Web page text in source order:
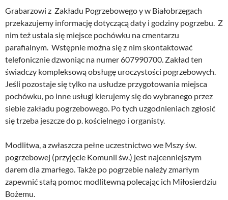
Grabarzowi z Zakładu Pogrzebowego y w Białobrzegach
przekazujemy informację dotyczącą daty i godziny pogrzebu. Z
nim też ustala się miejsce pochówku na cmentarzu
parafialnym. Wstępnie można się z nim skontaktować
telefonicznie dzwoniąc na numer 607990700. Zakład ten
świadczy kompleksową obsługę uroczystości pogrzebowych.
Jeśli pozostaje się tylko na usłudze przygotowania miejsca
pochówku, po inne usługi kierujemy się do wybranego przez
siebie zakładu pogrzebowego. Po tych uzgodnieniach zgłosić
się trzeba jeszcze do p. kościelnego i organisty.
Modlitwa, a zwłaszcza pełne uczestnictwo we Mszy św.
pogrzebowej (przyjęcie Komunii św.) jest najcenniejszym
darem dla zmarłego. Także po pogrzebie należy zmarłym
zapewnić stałą pomoc modlitewną polecając ich Miłosierdziu
Bożemu.